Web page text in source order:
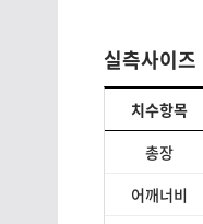
실측사이즈
치수항목
총장
어깨너비